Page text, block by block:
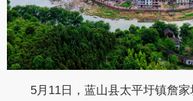
5月11日，蓝山县太平圩镇詹